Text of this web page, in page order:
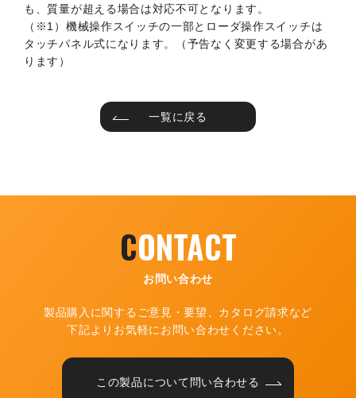
も、質量が超える場合は対応不可となります。
（※1）機械操作スイッチの一部とローダ操作スイッチは
タッチパネル式になります。（予告なく変更する場合があ
ります）
一覧に戻る
CONTACT
お問い合わせ
製品購入に関するご意見・要望、カタログ請求など
下記よりお気軽にお問い合わせください。
この製品について問い合わせる